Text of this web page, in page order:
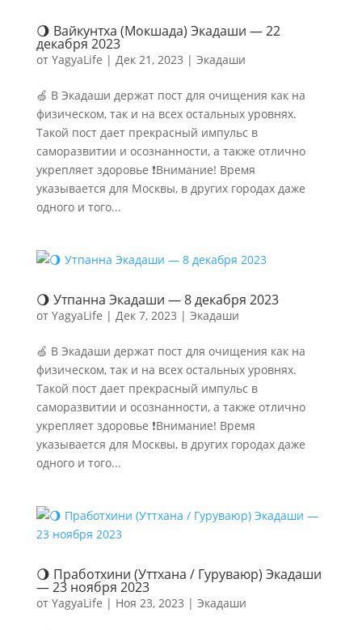
🌖 Вайкунтха (Мокшада) Экадаши — 22
декабря 2023
от YagyaLife | Дек 21, 2023 | Экадаши
🍏 В Экадаши держат пост для очищения как на
физическом, так и на всех остальных уровнях.
Такой пост дает прекрасный импульс в
саморазвитии и осознанности, а также отлично
укрепляет здоровье ❗Внимание! Время
указывается для Москвы, в других городах даже
одного и того...
🌖 Утпанна Экадаши — 8 декабря 2023
от YagyaLife | Дек 7, 2023 | Экадаши
🍏 В Экадаши держат пост для очищения как на
физическом, так и на всех остальных уровнях.
Такой пост дает прекрасный импульс в
саморазвитии и осознанности, а также отлично
укрепляет здоровье ❗Внимание! Время
указывается для Москвы, в других городах даже
одного и того...
🌖 Пработхини (Уттхана / Гуруваюр) Экадаши
— 23 ноября 2023
от YagyaLife | Ноя 23, 2023 | Экадаши